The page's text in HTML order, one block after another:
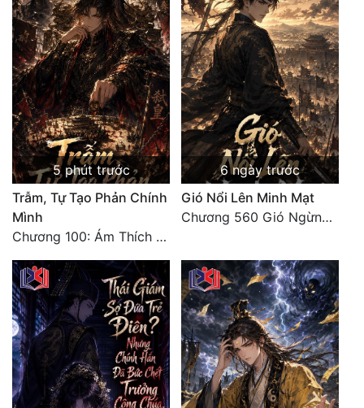
5 phút trước
Trẫm, Tự Tạo Phản Chính
Mình
Chương 100: Ám Thích Trên Vân Sơn
6 ngày trước
Gió Nổi Lên Minh Mạt
Chương 560 Gió Ngừng (Kết Cục)